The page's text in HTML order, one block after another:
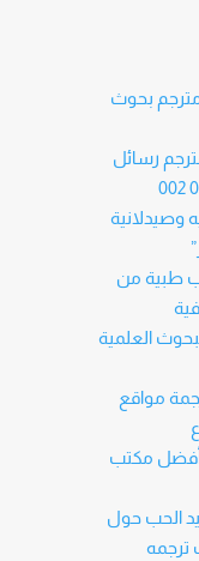
بحوث
رسائل
وصيدلانية
طبية من
العلمية
مواقع
أفضل مكتب
الحب حول
ترجمه